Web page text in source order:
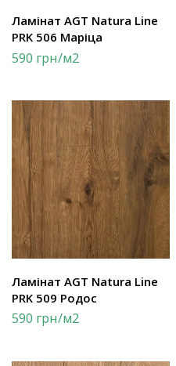
Ламінат AGT Natura Line
PRK 506 Маріца
590 грн/м2
Ламінат AGT Natura Line
PRK 509 Родос
590 грн/м2